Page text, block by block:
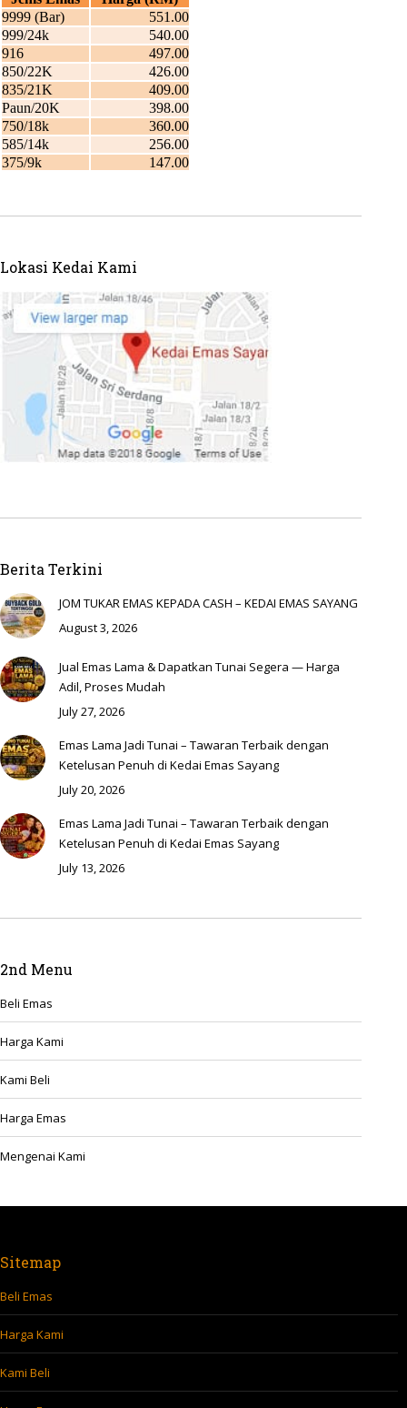
Lokasi Kedai Kami
Berita Terkini
JOM TUKAR EMAS KEPADA CASH – KEDAI EMAS SAYANG
August 3, 2026
Jual Emas Lama & Dapatkan Tunai Segera — Harga
Adil, Proses Mudah
July 27, 2026
Emas Lama Jadi Tunai – Tawaran Terbaik dengan
Ketelusan Penuh di Kedai Emas Sayang
July 20, 2026
Emas Lama Jadi Tunai – Tawaran Terbaik dengan
Ketelusan Penuh di Kedai Emas Sayang
July 13, 2026
2nd Menu
Beli Emas
Harga Kami
Kami Beli
Harga Emas
Mengenai Kami
Sitemap
Beli Emas
Harga Kami
Kami Beli